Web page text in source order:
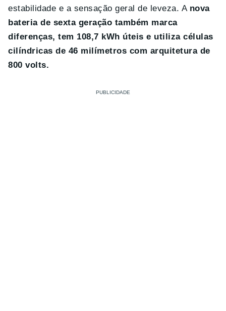
estabilidade e a sensação geral de leveza. A nova
bateria de sexta geração também marca
diferenças, tem 108,7 kWh úteise utiliza células
cilíndricas de 46 milímetros com arquitetura de
800 volts.